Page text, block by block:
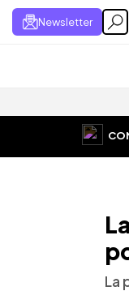
Newsletter
La